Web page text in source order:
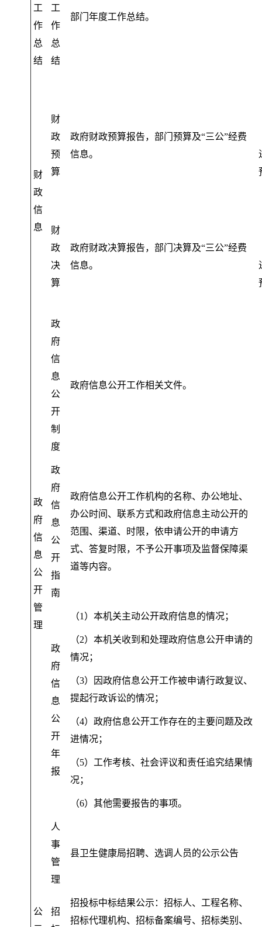
工
作
总
结
工
作
总
结
部门年度工作总结。
财
政
信
息
财
政
预
算
政府财政预算报告，部门预算及“三公”经费
信息。
财
政
决
算
政府财政决算报告，部门决算及“三公”经费
信息。
政
府
信
息
公
开
管
理
政
府
信
息
公
开
制
度
政府信息公开工作相关文件。
政
府
信
息
公
开
指
南
政府信息公开工作机构的名称、办公地址、
办公时间、联系方式和政府信息主动公开的
范围、渠道、时限，依申请公开的申请方
式、答复时限，不予公开事项及监督保障渠
道等内容。
政
府
信
息
公
开
年
报
（1）本机关主动公开政府信息的情况；
（2）本机关收到和处理政府信息公开申请的
情况；
（3）因政府信息公开工作被申请行政复议、
提起行政诉讼的情况；
（4）政府信息公开工作存在的主要问题及改
进情况；
（5）工作考核、社会评议和责任追究结果情
况；
（6）其他需要报告的事项。
公
人
事
管
理
县卫生健康局招聘、选调人员的公示公告
招
招投标中标结果公示：招标人、工程名称、
招标代理机构、招标备案编号、招标类别、